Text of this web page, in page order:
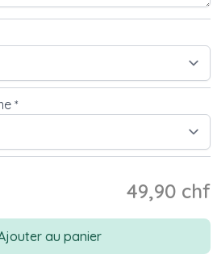
*
49,90 chf
au panier